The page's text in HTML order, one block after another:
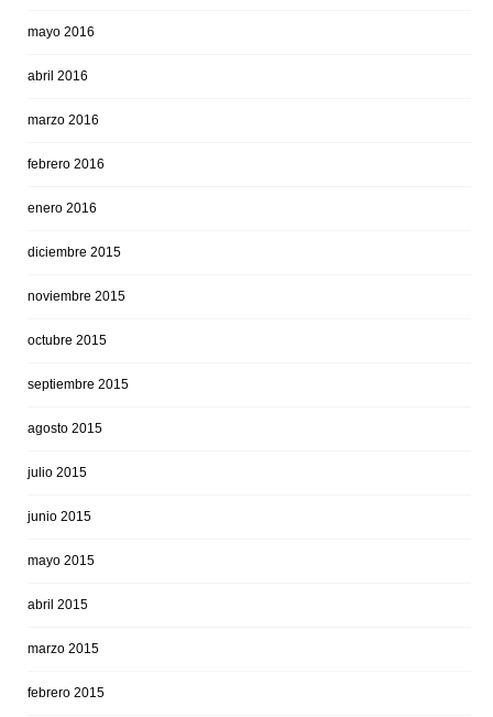
mayo 2016
abril 2016
marzo 2016
febrero 2016
enero 2016
diciembre 2015
noviembre 2015
octubre 2015
septiembre 2015
agosto 2015
julio 2015
junio 2015
mayo 2015
abril 2015
marzo 2015
febrero 2015